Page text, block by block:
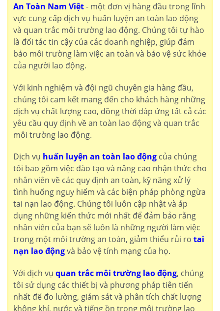
An Toàn Nam Việt- một đơn vị hàng đầu trong lĩnh
vực cung cấp dịch vụ huấn luyện an toàn lao động
và quan trắc môi trường lao động. Chúng tôi tự hào
là đối tác tin cậy của các doanh nghiệp, giúp đảm
bảo môi trường làm việc an toàn và bảo vệ sức khỏe
của người lao động.
Với kinh nghiệm và đội ngũ chuyên gia hàng đầu,
chúng tôi cam kết mang đến cho khách hàng những
dịch vụ chất lượng cao, đồng thời đáp ứng tất cả các
yêu cầu quy định về an toàn lao động và quan trắc
môi trường lao động.
Dịch vụ huấn luyện an toàn lao động của chúng
tôi bao gồm việc đào tạo và nâng cao nhận thức cho
nhân viên về các quy định an toàn, kỹ năng xử lý
tình huống nguy hiểm và các biện pháp phòng ngừa
tai nạn lao động. Chúng tôi luôn cập nhật và áp
dụng những kiến thức mới nhất để đảm bảo rằng
nhân viên của bạn sẽ luôn là những người làm việc
trong một môi trường an toàn, giảm thiểu rủi ro tai
nạn lao độngvà bảo vệ tính mạng của họ.
Với dịch vụ quan trắc môi trường lao động, chúng
tôi sử dụng các thiết bị và phương pháp tiên tiến
nhất để đo lường, giám sát và phân tích chất lượng
không khí, nước và tiếng ồn trong môi trường lao